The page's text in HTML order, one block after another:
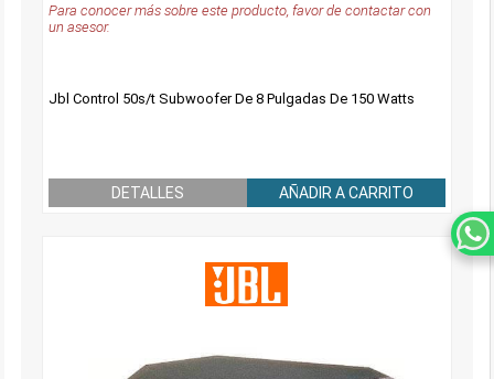
Para conocer más sobre este producto, favor de contactar con
un asesor.
Jbl Control 50s/t Subwoofer De 8 Pulgadas De 150 Watts
DETALLES AÑADIR A CARRITO